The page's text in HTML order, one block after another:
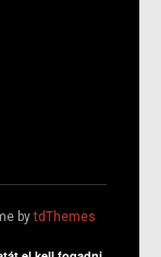
bytdThemes